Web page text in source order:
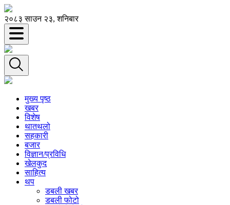
२०८३ साउन २३, शनिबार
मुख्य पृष्ठ
खबर
विशेष
थातथलो
सहकारी
बजार
विज्ञान/प्रविधि
खेलकुद
साहित्य
थप
डबली खबर
डबली फोटो